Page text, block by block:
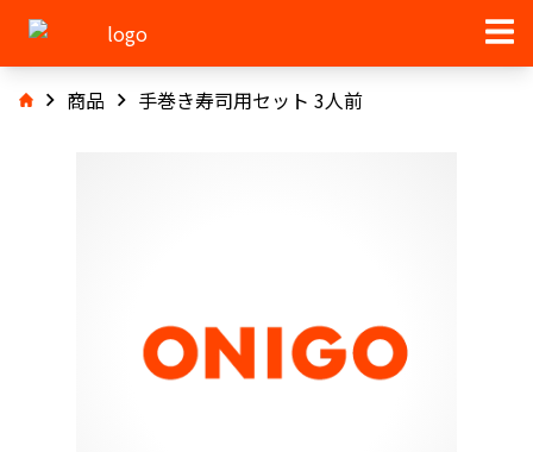
商品 手巻き寿司用セット 3人前